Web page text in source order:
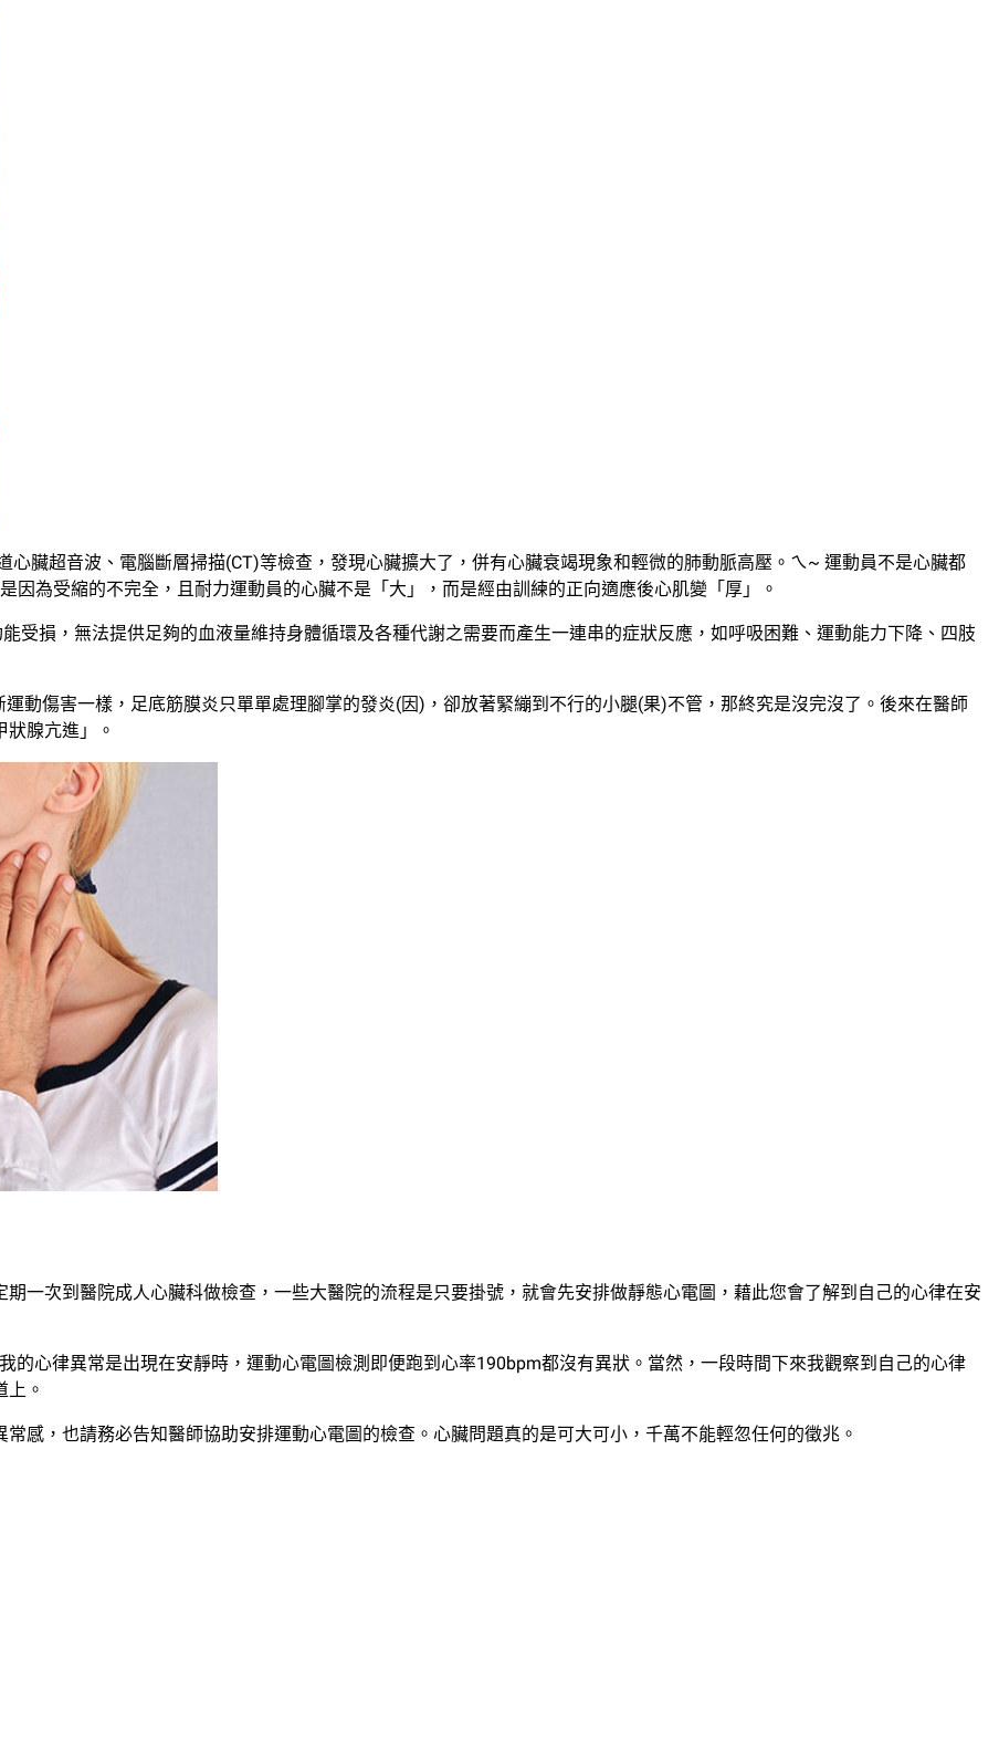
心臟超音波、電腦斷層掃描(CT)等檢查，發現心臟擴大了，併有心臟衰竭現象和輕微的肺動脈高壓。ㄟ~ 運動員不是心臟都
因為受縮的不完全，且耐力運動員的心臟不是「大」，而是經由訓練的正向適應後心肌變「厚」。
受損，無法提供足夠的血液量維持身體循環及各種代謝之需要而產生一連串的症狀反應，如呼吸困難、運動能力下降、四肢
動傷害一樣，足底筋膜炎只單單處理腳掌的發炎(因)，卻放著緊繃到不行的小腿(果)不管，那終究是沒完沒了。後來在醫師
腺亢進」。
一次到醫院成人心臟科做檢查，一些大醫院的流程是只要掛號，就會先安排做靜態心電圖，藉此您會了解到自己的心律在安
心律異常是出現在安靜時，運動心電圖檢測即便跑到心率190bpm都沒有異狀。當然，一段時間下來我觀察到自己的心律
。
感，也請務必告知醫師協助安排運動心電圖的檢查。心臟問題真的是可大可小，千萬不能輕忽任何的徵兆。